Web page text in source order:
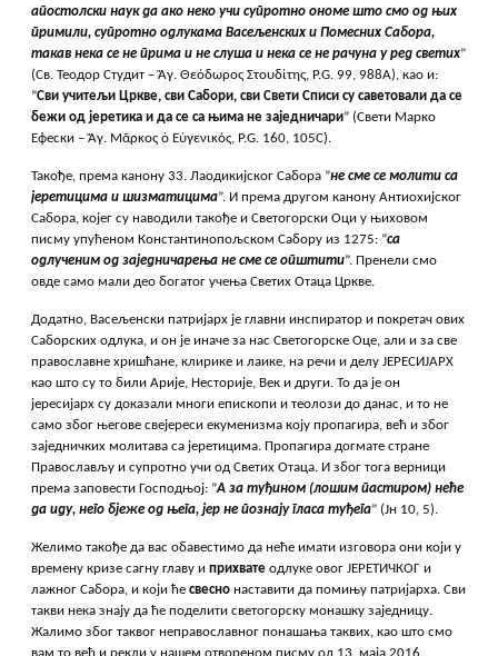
апостолски наук да ако неко учи супротно ономе што смо од њих
примили, супротно одлукама Васељенских и Помесних Сабора,
такав нека се не прима и не слуша и нека се не рачуна у ред светих”
(Св. Теодор Студит – Ἅγ. Θεόδωρος Στουδίτης, P.G. 99, 988A), као и:
”Сви учитељи Цркве, сви Сабори, сви Свети Списи су саветовали да се
бежи од јеретика и да се са њима не заједничари” (Свети Марко
Ефески – Ἅγ. Μᾶρκος ὁ Εὐγενικός, P.G. 160, 105C).
Такође, према канону 33. Лаодикијског Сабора ”не сме се молити са
јеретицима и шизматицима”. И према другом канону Антиохијског
Сабора, којег су наводили такође и Светогорски Оци у њиховом
писму упућеном Константинопољском Сабору из 1275: ”са
одлученим од заједничарења не сме се општити”. Пренели смо
овде само мали део богатог учења Светих Отаца Цркве.
Додатно, Васељенски патријарх је главни инспиратор и покретач ових
Саборских одлука, и он је иначе за нас Светогорске Оце, али и за све
православне хришћане, клирике и лаике, на речи и делу ЈЕРЕСИЈАРХ
као што су то били Арије, Несторије, Век и други. То да је он
јересијарх су доказали многи епископи и теолози до данас, и то не
само због његове свејереси екуменизма коју пропагира, већ и због
заједничких молитава са јеретицима. Пропагира догмате стране
Православљу и супротно учи од Светих Отаца. И због тога верници
према заповести Господњој: ”А за туђином (лошим пастиром) неће
да иду, него бјеже од њега, јер не познају гласа туђега” (Јн 10, 5).
Желимо такође да вас обавестимо да неће имати изговора они који у
времену кризе сагну главу иприхвате одлуке овог ЈЕРЕТИЧКОГ и
лажног Сабора, и који ћесвесно наставити да помињу патријарха. Сви
такви нека знају да ће поделити светогорску монашку заједницу.
Жалимо због таквог неправославног понашања таквих, као што смо